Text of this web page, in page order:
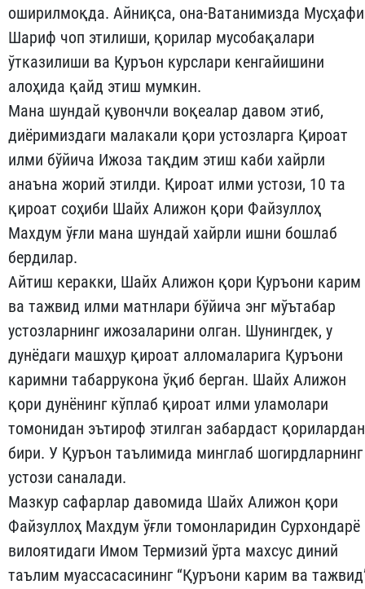
оширилмоқда. Айниқса, она-Ватанимизда Мусҳафи
Шариф чоп этилиши, қорилар мусобақалари
ўтказилиши ва Қуръон курслари кенгайишини
алоҳида қайд этиш мумкин.
Мана шундай қувончли воқеалар давом этиб,
диёримиздаги малакали қори устозларга Қироат
илми бўйича Ижоза тақдим этиш каби хайрли
анаъна жорий этилди. Қироат илми устози, 10 та
қироат соҳиби Шайх Aлижон қори Файзуллоҳ
Махдум ўғли мана шундай хайрли ишни бошлаб
бердилар.
Айтиш керакки, Шайх Алижон қори Қуръони карим
ва тажвид илми матнлари бўйича энг мўътабар
устозларнинг ижозаларини олган. Шунингдек, у
дунёдаги машҳур қироат алломаларига Қуръони
каримни табаррукона ўқиб берган. Шайх Алижон
қори дунёнинг кўплаб қироат илми уламолари
томонидан эътироф этилган забардаст қорилардан
бири. У Қуръон таълимида минглаб шогирдларнинг
устози саналади.
Мазкур сафарлар давомида Шайх Алижон қори
Файзуллоҳ Махдум ўғли томонларидин Сурхондарё
вилоятидаги Имом Термизий ўрта махсус диний
таълим муассасасининг “Қуръони карим ва